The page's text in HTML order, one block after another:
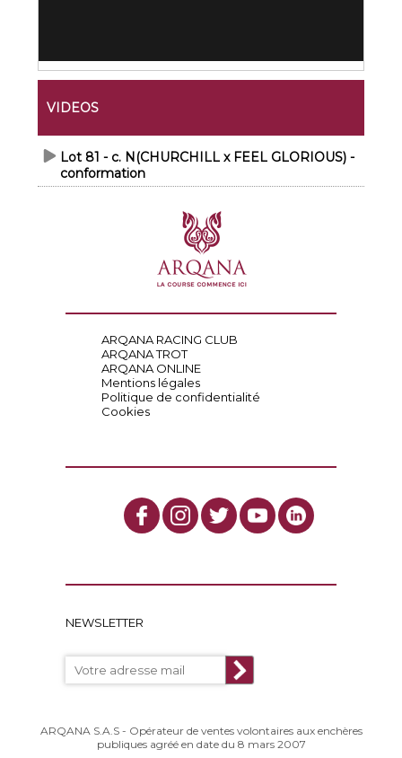
VIDEOS
Lot 81 - c. N(CHURCHILL x FEEL GLORIOUS) -
conformation
ARQANA RACING CLUB
ARQANA TROT
ARQANA ONLINE
Mentions légales
Politique de confidentialité
Cookies
NEWSLETTER
ARQANA S.A.S - Opérateur de ventes volontaires aux enchères
publiques agréé en date du 8 mars 2007